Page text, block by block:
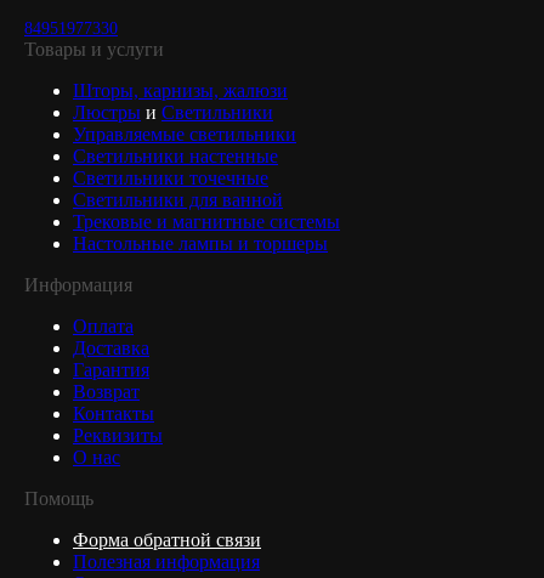
84951977330
Товары и услуги
Шторы, карнизы, жалюзи
Люстры и Светильники
Управляемые светильники
Светильники настенные
Светильники точечные
Светильники для ванной
Трековые и магнитные системы
Настольные лампы и торшеры
Информация
Оплата
Доставка
Гарантия
Возврат
Контакты
Реквизиты
О нас
Помощь
Форма обратной связи
Полезная информация